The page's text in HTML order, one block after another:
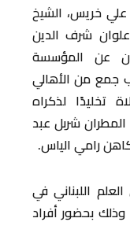
علي خريس، الشيخ
شرف الدين
عن المؤسسة
جمع من الأهالي
تخليدًا لذكراه
شربل عبد
رامي الياس.
اللبناني في
بحضور أفراد